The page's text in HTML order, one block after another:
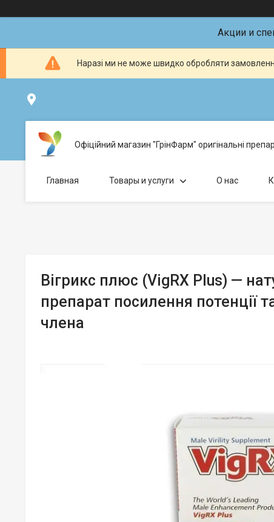
Акции и
Наразі ми не може швидко обробляти
Офіційний магазин "ГрінФарм" оригінальні
Главная Товары и услуги О нас
Вігрикс плюс (VigRX Plus) —
препарат посилення потенції
члена